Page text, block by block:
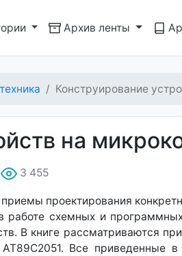
Архив ленты
Конструирование
на
3 455
проектирования
схемных и
В книге рассматриваются
АТ89С2051. Все